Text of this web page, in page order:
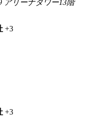
アリーナタワー13階
+3
+3